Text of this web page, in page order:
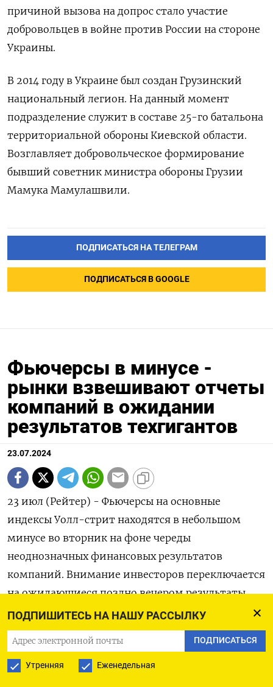
ПОДПИШИТЕСЬ НА НАШУ РАССЫЛКУ
ПОДПИСАТЬСЯ
Утренняя Еженедельная
причиной вызова на допрос стало участие
добровольцев в войне против России на стороне
Украины.
В 2014 году в Украине был создан Грузинский
национальный легион. На данный момент
подразделение служит в составе 25-го батальона
территориальной обороны Киевской области.
Возглавляет добровольческое формирование
бывший советник министра обороны Грузии
Мамука Мамулашвили.
ПОДПИСАТЬСЯ НА ТЕЛЕГРАМ
ПОДПИСАТЬСЯ В GOOGLE
Фьючерсы в минусе -
рынки взвешивают отчеты
компаний в ожидании
результатов техгигантов
23.07.2024
23 июл (Рейтер) - Фьючерсы на основные
индексы Уолл-стрит находятся в небольшом
минусе во вторник на фоне череды
неоднозначных финансовых результатов
компаний. Внимание инвесторов переключается
на ожидающиеся поздно вечером результаты
технологических гигантов в попытке оценить,
остался ли еще импульс у недавнего рекордного
ралли.